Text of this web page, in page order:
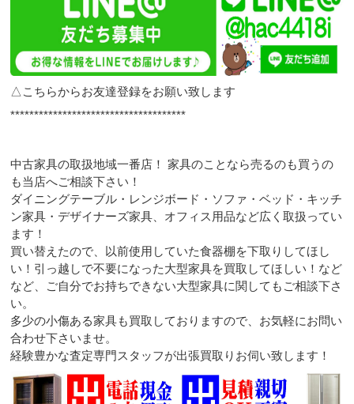
△こちらからお友達登録をお願い致します
*************************************
中古家具の取扱地域一番店！ 家具のことなら売るのも買うの
も当店へご相談下さい！
ダイニングテーブル・レンジボード・ソファ・ベッド・キッチ
ン家具・デザイナーズ家具、オフィス用品など広く取扱ってい
ます！
買い替えたので、以前使用していた食器棚を下取りしてほし
い！引っ越しで不要になった大型家具を買取してほしい！など
など、ご自分でお持ちできない大型家具に関してもご相談下さ
い。
多少の小傷ある家具も買取しておりますので、お気軽にお問い
合わせ下さいませ。
経験豊かな査定専門スタッフが出張買取りお伺い致します！